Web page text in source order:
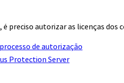
é preciso autorizar as licenças dos
de autorização
Protection Server